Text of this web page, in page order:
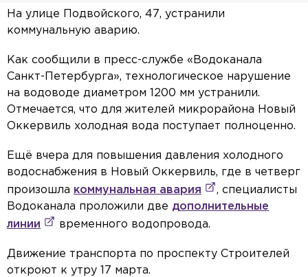
На улице Подвойского, 47, устранили
коммунальную аварию.
Как сообщили в пресс-службе «Водоканала
Санкт-Петербурга», технологическое нарушение
на водоводе диаметром 1200 мм устранили.
Отмечается, что для жителей микрорайона Новый
Оккервиль холодная вода поступает полноценно.
Ещё вчера для повышения давления холодного
водоснабжения в Новый Оккервиль, где в четверг
произошла коммунальная авария
, специалисты
Водоканала проложили две дополнительные
линии
временного водопровода.
Движение транспорта по проспекту Строителей
откроют к утру 17 марта.